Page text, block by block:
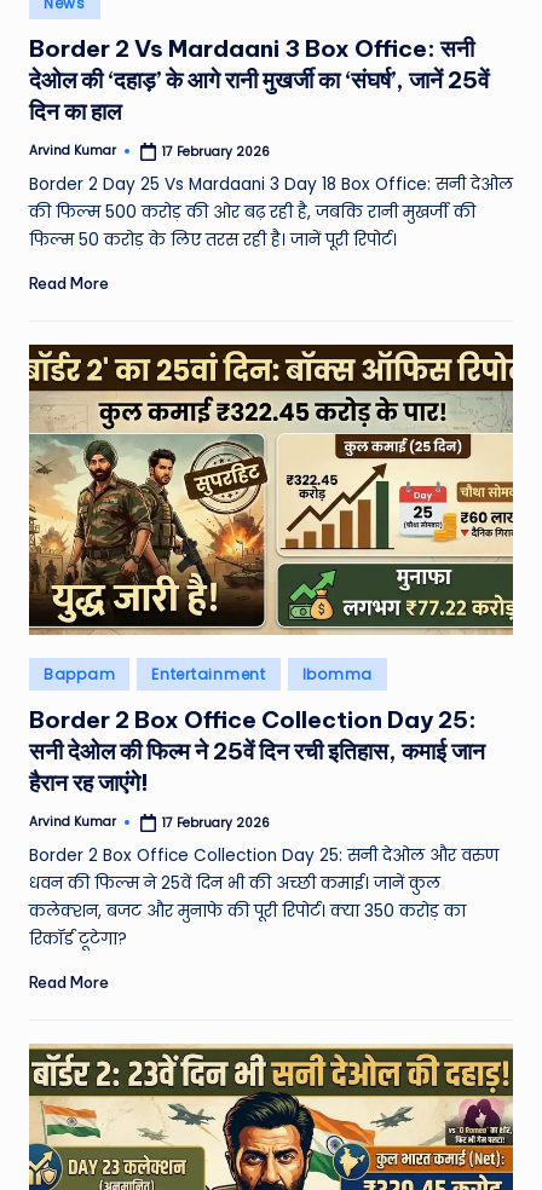
e
a
t
h
er
,
T
e
h
&
M
o
vi
e
N
e
w
s
A
ro
u
n
d
T
e
W
o
rl
in
Border 2 Vs Mardaani 3 Box Office: सनी
देओल की ‘दहाड़’ के आगे रानी मुखर्जी का ‘संघर्ष’, जानें 25वें
दिन का हाल
Posted
Arvind Kumar 17 February 2026
Border 2 Day 25 Vs Mardaani 3 Day 18 Box Office: सनी देओल
की फिल्म 500 करोड़ की ओर बढ़ रही है, जबकि रानी मुखर्जी की
फिल्म 50 करोड़ के लिए तरस रही है। जानें पूरी रिपोर्ट।
Read More
Posted
in
Bappam Entertainment Ibomma
Border 2 Box Office Collection Day 25:
सनी देओल की फिल्म ने 25वें दिन रची इतिहास, कमाई जान
हैरान रह जाएंगे!
Posted
Arvind Kumar 17 February 2026
Border 2 Box Office Collection Day 25: सनी देओल और वरुण
धवन की फिल्म ने 25वें दिन भी की अच्छी कमाई। जानें कुल
कलेक्शन, बजट और मुनाफे की पूरी रिपोर्ट। क्या 350 करोड़ का
रिकॉर्ड टूटेगा?
Read More